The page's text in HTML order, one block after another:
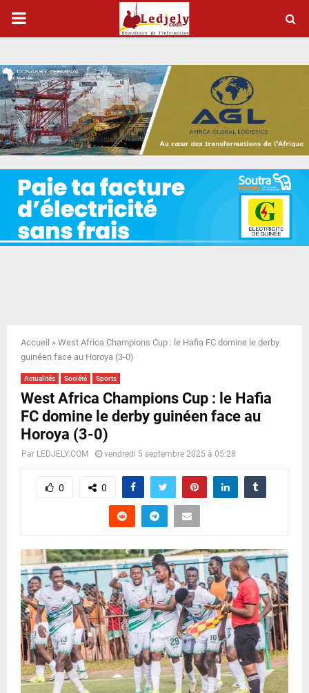
P
I
M
A
R
Y
N
U
Accueil » West Africa Champions Cup : le Hafia FC domine le derby
guinéen face au Horoya (3-0)
Actualités Société Sports
West Africa Champions Cup : le Hafia
FC domine le derby guinéen face au
Horoya (3-0)
Par LEDJELY.COM vendredi 5 septembre 2025 à 05:28
0 0